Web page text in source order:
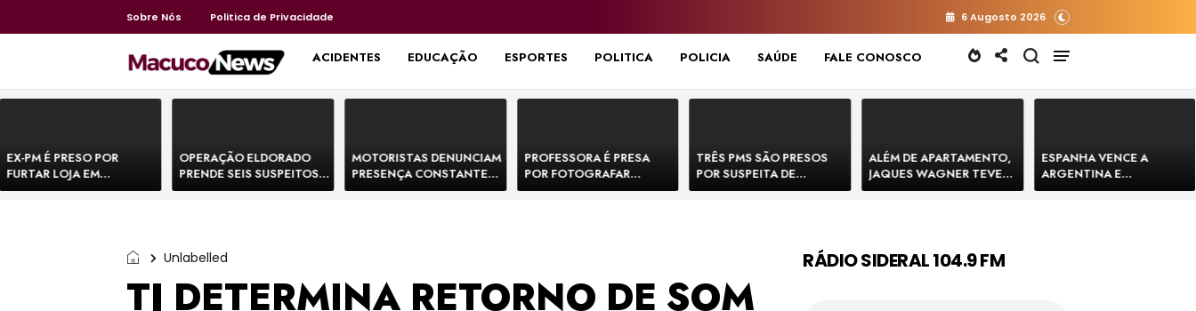
Sobre Nós Politica de Privacidade 6 Augosto 2026
HOME ACIDENTES EDUCAÇÃO ESPORTES POLITICA POLICIA SAÚDE FALE CONOSCO
EX-PM É PRESO POR
FURTAR LOJA EM
SHOPPING NA BAHIA E
OPERAÇÃO ELDORADO
PRENDE SEIS SUSPEITOS
DE MOVIMENTAR R$ 25
MOTORISTAS DENUNCIAM
PRESENÇA CONSTANTE
DE BOVINOS NA BR-330 E
PROFESSORA É PRESA
POR FOTOGRAFAR
PARTES ÍNTIMAS DE
TRÊS PMS SÃO PRESOS
POR SUSPEITA DE
EXECUTAR DOIS HOMENS
ALÉM DE APARTAMENTO,
JAQUES WAGNER TEVE
VENDA DE TERRENO PARA
ESPANHA VENCE A
ARGENTINA E
CONQUISTA A COPA DO
Unlabelled
TJ DETERMINA RETORNO DE SOM
RÁDIO SIDERAL 104.9 FM